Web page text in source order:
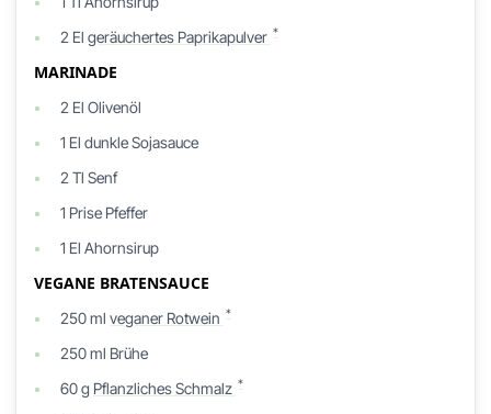
2 El geräuchertes Paprikapulver *
MARINADE
2 El Olivenöl
1 El dunkle Sojasauce
2 Tl Senf
1 Prise Pfeffer
1 El Ahornsirup
VEGANE BRATENSAUCE
250ml veganer Rotwein *
250ml Brühe
60g Pflanzliches Schmalz *